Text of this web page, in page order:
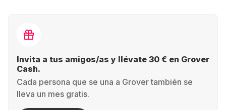
Invita a tus amigos/as y llévate 30 € en Grover
Cash.
Cada persona que se una a Grover también se
lleva un mes gratis.